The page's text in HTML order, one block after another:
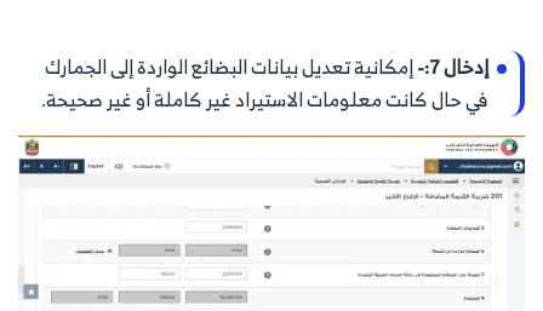
إدخال 7:-
إمكانية تعديل بيانات البضائع الواردة إلى الجمارك
في حال كانت معلومات الاستيراد غير كاملة أو غير صحيحة.